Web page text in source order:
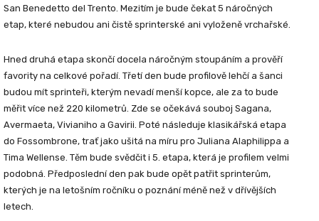
San Benedetto del Trento. Mezitím je bude čekat 5 náročných
etap, které nebudou ani čistě sprinterské ani vyloženě vrchařské.
Hned druhá etapa skončí docela náročným stoupáním a prověří
favority na celkové pořadí. Třetí den bude profilově lehčí a šanci
budou mít sprinteři, kterým nevadí menší kopce, ale za to bude
měřit více než 220 kilometrů. Zde se očekává souboj Sagana,
Avermaeta, Vivianiho a Gavirii. Poté následuje klasikářská etapa
do Fossombrone, trať jako ušitá na míru pro Juliana Alaphilippa a
Tima Wellense. Těm bude svědčit i 5. etapa, která je profilem velmi
podobná. Předposlední den pak bude opět patřit sprinterům,
kterých je na letošním ročníku o poznání méně než v dřívějších
letech.